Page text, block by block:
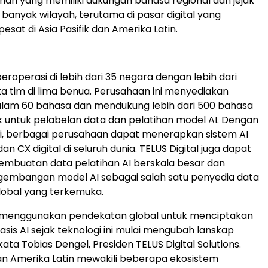
wilayah, terutama di pasar digital yang
di Asia Pasifik dan Amerika Latin.
di lebih dari 35 negara dengan lebih dari
tim di lima benua. Perusahaan ini menyediakan
60 bahasa dan mendukung lebih dari 500 bahasa
untuk pelabelan data dan pelatihan model AI. Dengan
berbagai perusahaan dapat menerapkan sistem AI
CX digital di seluruh dunia. TELUS Digital juga dapat
data pelatihan AI berskala besar dan
model AI sebagai salah satu penyedia data
yang terkemuka.
menggunakan pendekatan global untuk menciptakan
AI sejak teknologi ini mulai mengubah lanskap
Tobias Dengel, Presiden TELUS Digital Solutions.
Amerika Latin mewakili beberapa ekosistem